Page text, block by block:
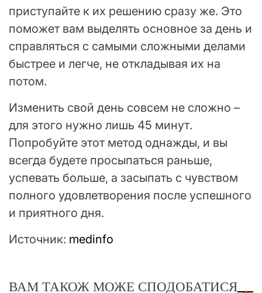
приступайте к их решению сразу же. Это
поможет вам выделять основное за день и
справляться с самыми сложными делами
быстрее и легче, не откладывая их на
потом.
Изменить свой день совсем не сложно –
для этого нужно лишь 45 минут.
Попробуйте этот метод однажды, и вы
всегда будете просыпаться раньше,
успевать больше, а засыпать с чувством
полного удовлетворения после успешного
и приятного дня.
Источник: medinfo
ВАМ ТАКОЖ МОЖЕ СПОДОБАТИСЯ